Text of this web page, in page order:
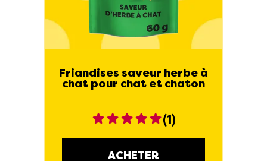
Friandises saveur herbe à
chat pour chat et chaton
(1)
ACHETER